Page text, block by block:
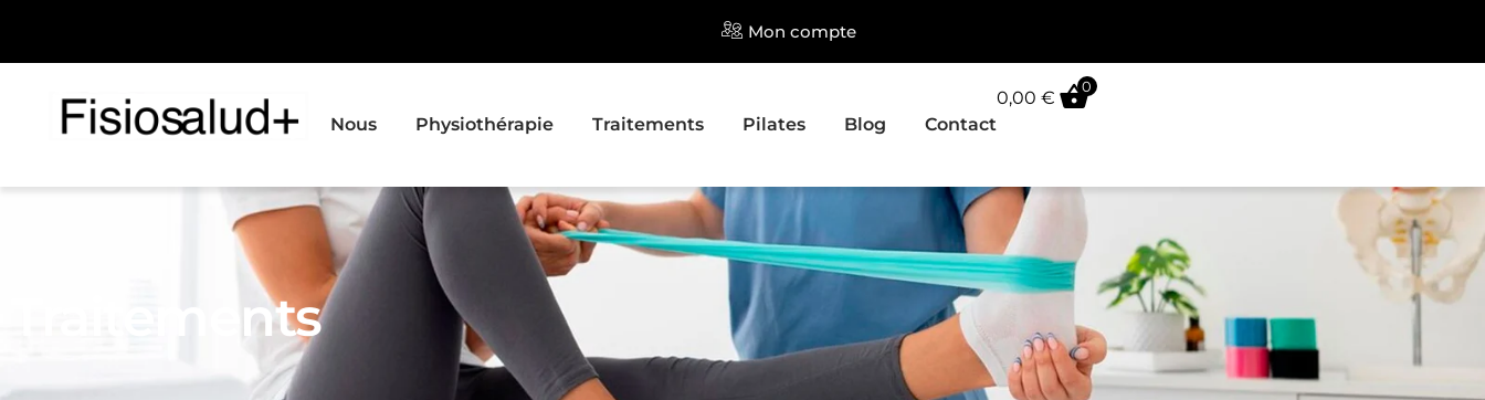
Mon compte
Nous Physiothérapie Traitements Pilates Blog Contact
0,00 €
0
Traitements